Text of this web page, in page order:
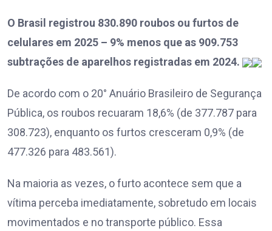
O Brasil registrou 830.890 roubos ou furtos de
celulares em 2025 – 9% menos que as 909.753
subtrações de aparelhos registradas em 2024.
De acordo com o 20° Anuário Brasileiro de Segurança
Pública, os roubos recuaram 18,6% (de 377.787 para
308.723), enquanto os furtos cresceram 0,9% (de
477.326 para 483.561).
Na maioria as vezes, o furto acontece sem que a
vítima perceba imediatamente, sobretudo em locais
movimentados e no transporte público. Essa